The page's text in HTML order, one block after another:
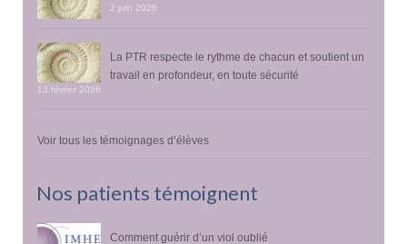
2 juin 2026
La PTR respecte le rythme de chacun et soutient un
travail en profondeur, en toute sécurité
13 février 2026
Voir tous les témoignages d’élèves
Nos patients témoignent
Comment guérir d’un viol oublié